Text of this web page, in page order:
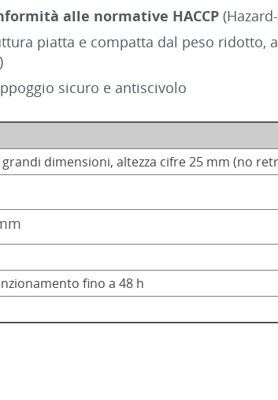
alle normative HACCP
piatta e compatta dal peso ridotto,
sicuro e antiscivolo
dimensioni, altezza cifre 25 mm (no
fino a 48 h